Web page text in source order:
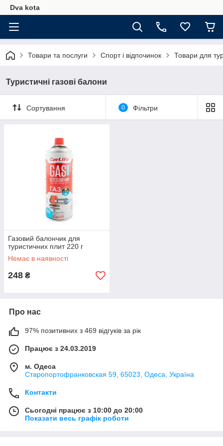
Dva kota
Товари та послуги Спорт і відпочинок Товари для
Туристичні газові балони
Сортування 0 Фільтри
Газовий балончик для
туристичних плит 220 г
Немає в наявності
248 ₴
Про нас
97% позитивних з 469 відгуків за рік
Працює з 24.03.2019
м. Одеса
Старопортофранковская 59, 65023, Одеса, Україна
Контакти
Сьогодні працює з 10:00 до 20:00
Показати весь графік роботи